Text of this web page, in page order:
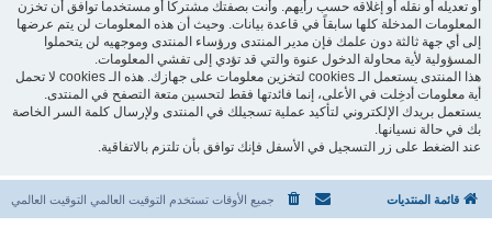
أو تعديله أو نقله أو إغلاقه حسب رأيهم. وأنت بصفتك مشتركا أو مستخدما توافق أن تخزن
المعلومات المدخلة كلها سابقاً في قاعدة بيانات. وحيث أن هذه المعلومات لن يتم عرضها
إلى أي جهة ثالثة دون علمك فإن مدير المنتدى ورؤساء المنتدى وموجهيه لن يتحملوا
المسؤولية لأية محاولة الدخول عنوة والتي قد تؤدي إلى تفشي المعلومات.
هذا المنتدى يستعمل الـ cookies لتخزين معلومات على جهازك. هذه الـ cookies لا تحمل
أية معلومات أدخِلت في الأعلى، إنما فائدتها فقط لتحسين متعة التصفح في المنتدى.
يستعمل بريدك الإلكتروني لتأكيد عملية تسجيلك في المنتدى ولإرسال كلمة السر الخاصة
بك في حالة نسيانها.
عند الضغط على زر التسجيل في الأسفل فإنك توافق بأن تلتزم بالاتفاقية.
قائمة المنتديات جميع الأوقات تستخدم التوقيت العالمي التوقيت العالمي